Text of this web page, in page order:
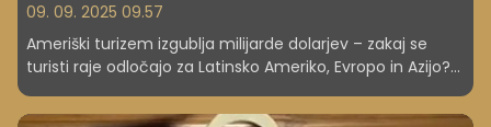
09. 09. 2025 09.57
Ameriški turizem izgublja milijarde dolarjev – zakaj se
turisti raje odločajo za Latinsko Ameriko, Evropo in Azijo?
Preverite, katere države izkoriščajo padec ZDA.